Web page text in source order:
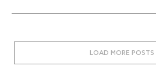
LOAD MORE POSTS